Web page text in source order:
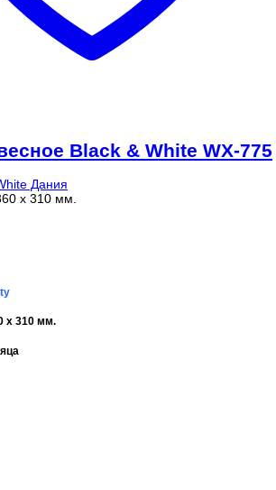
Black & White WX-775
Дания
x 310 мм.
x 310 мм.